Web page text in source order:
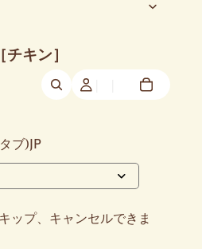
キン］
ブ)JP
ップ、キャンセルできま